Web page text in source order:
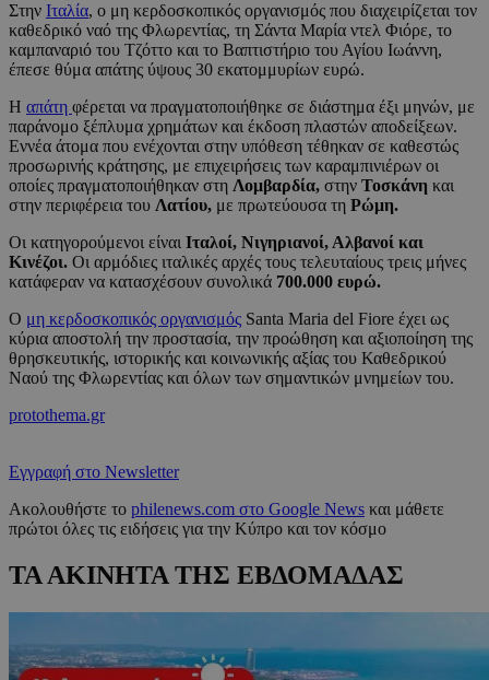
Στην Ιταλία, ο μη κερδοσκοπικός οργανισμός που διαχειρίζεται τον
καθεδρικό ναό της Φλωρεντίας, τη Σάντα Μαρία ντελ Φιόρε, το
καμπαναριό του Τζόττο και το Βαπτιστήριο του Αγίου Ιωάννη,
έπεσε θύμα απάτης ύψους 30 εκατομμυρίων ευρώ.
Η απάτη φέρεται να πραγματοποιήθηκε σε διάστημα έξι μηνών, με
παράνομο ξέπλυμα χρημάτων και έκδοση πλαστών αποδείξεων.
Εννέα άτομα που ενέχονται στην υπόθεση τέθηκαν σε καθεστώς
προσωρινής κράτησης, με επιχειρήσεις των καραμπινιέρων οι
οποίες πραγματοποιήθηκαν στη Λομβαρδία, στην Τοσκάνη και
στην περιφέρεια του Λατίου, με πρωτεύουσα τη Ρώμη.
Οι κατηγορούμενοι είναι Ιταλοί, Νιγηριανοί, Αλβανοί και
Κινέζοι. Οι αρμόδιες ιταλικές αρχές τους τελευταίους τρεις μήνες
κατάφεραν να κατασχέσουν συνολικά 700.000 ευρώ.
Ο μη κερδοσκοπικός οργανισμός Santa Maria del Fiore έχει ως
κύρια αποστολή την προστασία, την προώθηση και αξιοποίηση της
θρησκευτικής, ιστορικής και κοινωνικής αξίας του Καθεδρικού
Ναού της Φλωρεντίας και όλων των σημαντικών μνημείων του.
protothema.gr
Εγγραφή στο Newsletter
Ακολουθήστε το philenews.com στο Google News και μάθετε
πρώτοι όλες τις ειδήσεις για την Κύπρο και τον κόσμο
ΤΑ ΑΚΙΝΗΤΑ ΤΗΣ ΕΒΔΟΜΑΔΑΣ